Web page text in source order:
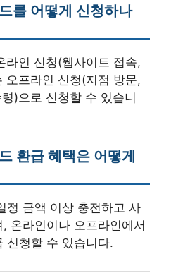
를 어떻게 신청하나
라인 신청(웹사이트 접속,
오프라인 신청(지점 방문,
)으로 신청할 수 있습니
환급 혜택은 어떻게
정 금액 이상 충전하고 사
온라인이나 오프라인에서
신청할 수 있습니다.